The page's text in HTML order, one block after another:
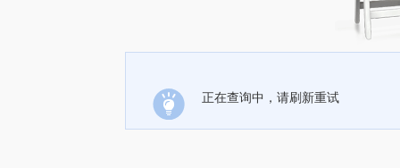
正在查询中，请刷新重试